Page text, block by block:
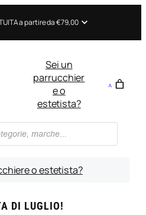
a partire da €79,00
Sei un
parrucchier
e o
estetista?
o estetista?
DI LUGLIO!